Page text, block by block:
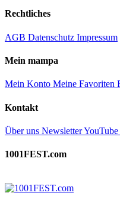
Rechtliches
AGB Datenschutz Impressum
Mein mampa
Mein Konto Meine Favoriten
Kontakt
Über uns NewsletterYouTube
1001FEST.com